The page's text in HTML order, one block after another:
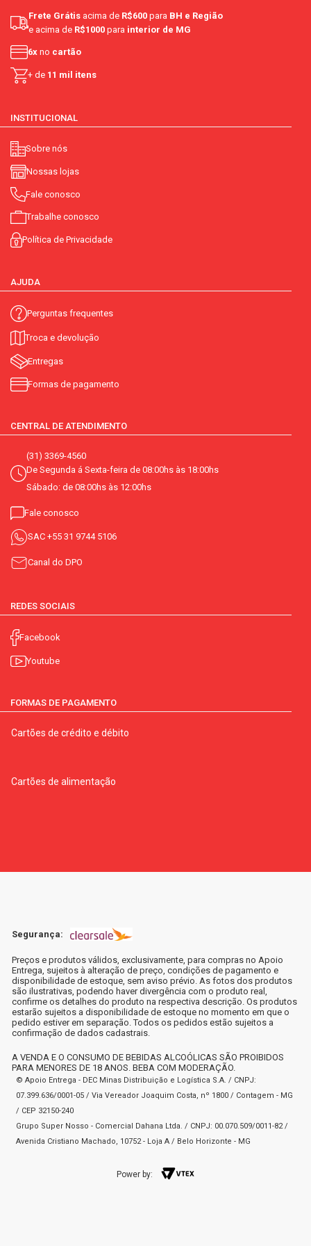
Frete Grátis acima de R$600 para BH e Região
e acima de R$1000 para interior de MG
6x no cartão
+ de 11 mil itens
INSTITUCIONAL
Sobre nós
Nossas lojas
Fale conosco
Trabalhe conosco
Política de Privacidade
AJUDA
Perguntas frequentes
Troca e devolução
Entregas
Formas de pagamento
CENTRAL DE ATENDIMENTO
(31) 3369-4560
De Segunda á Sexta-feira de 08:00hs às 18:00hs
Sábado: de 08:00hs às 12:00hs
Fale conosco
SAC +55 31 9744 5106
Canal do DPO
REDES SOCIAIS
Facebook
Youtube
FORMAS DE PAGAMENTO
Cartões de crédito e débito
Cartões de alimentação
Segurança:
Preços e produtos válidos, exclusivamente, para compras no Apoio
Entrega, sujeitos à alteração de preço, condições de pagamento e
disponibilidade de estoque, sem aviso prévio. As fotos dos produtos
são ilustrativas, podendo haver divergência com o produto real,
confirme os detalhes do produto na respectiva descrição. Os produtos
estarão sujeitos a disponibilidade de estoque no momento em que o
pedido estiver em separação. Todos os pedidos estão sujeitos a
confirmação de dados cadastrais.
A VENDA E O CONSUMO DE BEBIDAS ALCOÓLICAS SÃO PROIBIDOS
PARA MENORES DE 18 ANOS. BEBA COM MODERAÇÃO.
© Apoio Entrega - DEC Minas Distribuição e Logística S.A. / CNPJ:
07.399.636/0001-05 / Via Vereador Joaquim Costa, nº 1800 / Contagem - MG
/ CEP 32150-240
Grupo Super Nosso - Comercial Dahana Ltda. / CNPJ: 00.070.509/0011-82 /
Avenida Cristiano Machado, 10752 - Loja A / Belo Horizonte - MG
Power by: